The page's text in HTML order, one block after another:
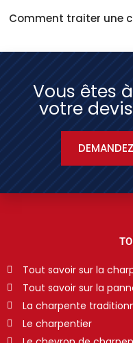
Comment traiter une
Vous êtes
votre
Tout savoir sur la
Tout savoir sur la
La charpente
Le charpentier